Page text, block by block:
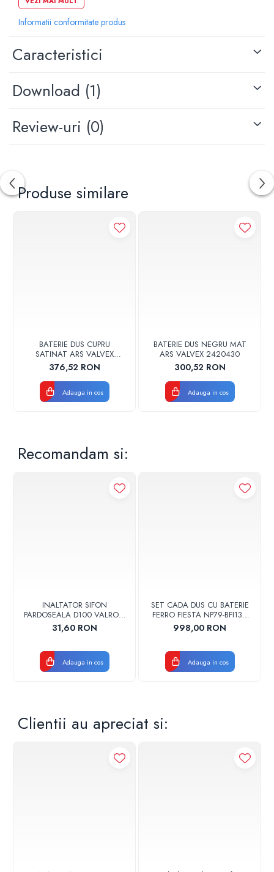
Finisaj: auriu periat
Racord: 1/2"
Informatii conformitate produs
Caracteristici
Download (1)
Review-uri (0)
Produse similare
BATERIE DUS CUPRU
SATINAT ARS VALVEX
2420530
376,52 RON
Adauga in cos
BATERIE DUS NEGRU MAT
ARS VALVEX 2420430
300,52 RON
Adauga in cos
Recomandam si:
INALTATOR SIFON
PARDOSEALA D100 VALROM
17001900004
31,60 RON
Adauga in cos
SET CADA DUS CU BATERIE
FERRO FIESTA NP79-BFI13U
CROM
998,00 RON
Adauga in cos
Clientii au apreciat si: